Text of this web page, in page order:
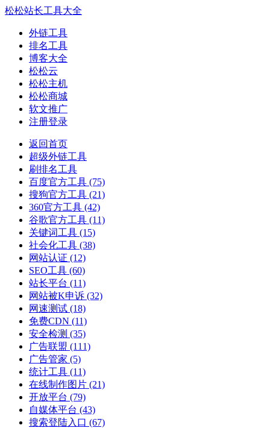
松松站长工具大全
外链工具
排名工具
博客大全
松松云
松松主机
松松商城
软文推广
注册登录
返回首页
超级外链工具
刷排名工具
百度官方工具 (75)
搜狗官方工具 (21)
360官方工具 (42)
谷歌官方工具 (11)
关键词工具 (15)
社会化工具 (38)
网站认证 (12)
SEO工具 (60)
站长平台 (11)
网站被K申诉 (32)
网速测试 (18)
免费CDN (11)
安全检测 (35)
广告联盟 (111)
广告管家 (5)
统计工具 (11)
在线制作图片 (21)
开放平台 (79)
自媒体平台 (43)
搜索登陆入口 (67)